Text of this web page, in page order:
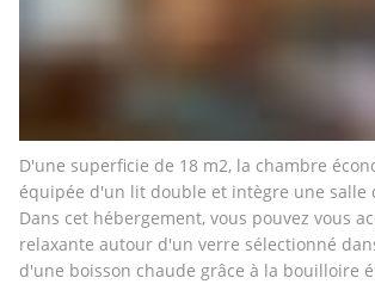
D'une superficie de 18 m2, la chambre
équipée d'un lit double et intègre une salle
Dans cet hébergement, vous pouvez vous
relaxante autour d'un verre sélectionné
d'une boisson chaude grâce à la bouilloire